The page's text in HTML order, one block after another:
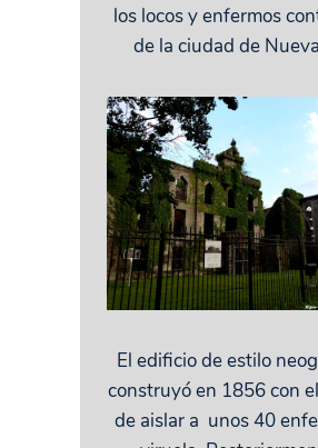
los locos y enfermos
de la ciudad de
El edificio de estilo
construyó en 1856 con
de aislar a unos 40